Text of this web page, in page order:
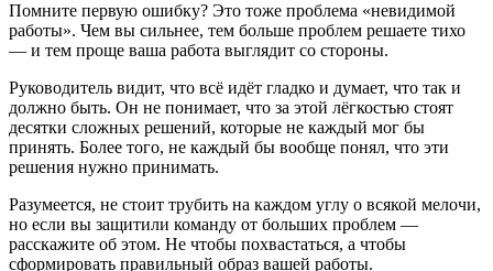
Помните первую ошибку? Это тоже проблема «невидимой
работы». Чем вы сильнее, тем больше проблем решаете тихо
— и тем проще ваша работа выглядит со стороны.
Руководитель видит, что всё идёт гладко и думает, что так и
должно быть. Он не понимает, что за этой лёгкостью стоят
десятки сложных решений, которые не каждый мог бы
принять. Более того, не каждый бы вообще понял, что эти
решения нужно принимать.
Разумеется, не стоит трубить на каждом углу о всякой мелочи,
но если вы защитили команду от больших проблем —
расскажите об этом. Не чтобы похвастаться, а чтобы
сформировать правильный образ вашей работы.